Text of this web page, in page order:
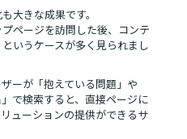
大きな成果です。
ページを訪問した後、コンテ
いうケースが多く見られまし
ーが「抱えている問題」や
で検索すると、直接ページに
ューションの提供ができるサ